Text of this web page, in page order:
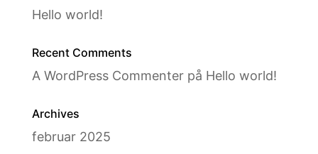
Hello world!
Recent Comments
A WordPress Commenterpå Hello world!
Archives
februar 2025